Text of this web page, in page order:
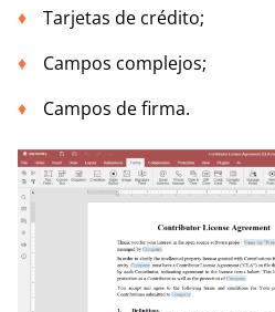
Tarjetas de crédito;
Campos complejos;
Campos de firma.